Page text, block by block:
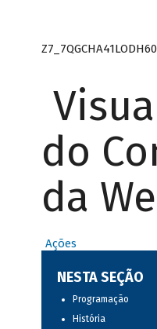
do
da
Ações
NESTA SEÇÃO
Programação
História